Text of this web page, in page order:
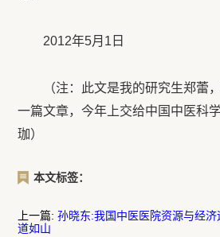
2012年5月1日
（注：此文是我的研究生郑蕾
一篇文章，今年上交给中国中医科
珈）
本文标签：
上一篇:孙晓东:我国中医医院资源与经
道如山